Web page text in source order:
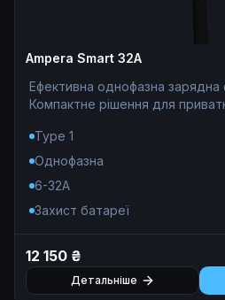
Ampera Smart 32A
Ефективна однофазна зарядна
Компактне рішення для
Type 1
Однофазна
6-32A
Захист батареї
12 150 ₴
Детальніше